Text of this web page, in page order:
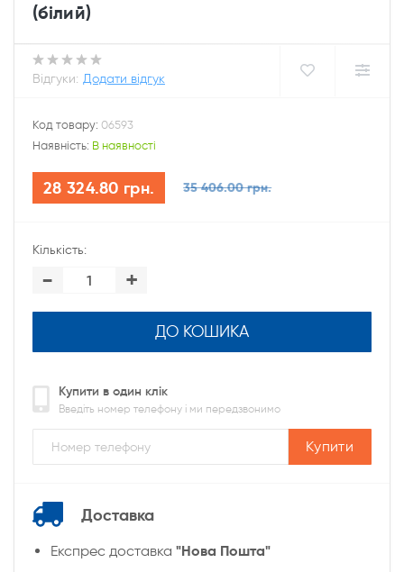
(білий)
Відгуки: Додати відгук
Код товару: 06593
Наявність: В наявності
28 324.80 грн. 35 406.00 грн.
Кількість:
- +
ДО КОШИКА
Купити в один клік
Введіть номер телефону і ми передзвонимо
Купити
Доставка
Експрес доставка "Нова Пошта"